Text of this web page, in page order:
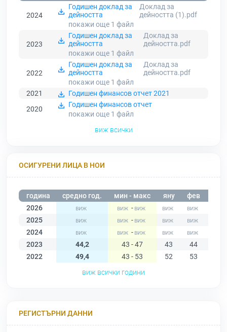
2024
Годишен доклад за
дейността
Доклад за
дейността (1).pdf
покажи още 1 файл
2023
Годишен доклад за
дейността
Доклад за
дейността.pdf
покажи още 1 файл
2022
Годишен доклад за
дейността
Доклад за
дейността.pdf
покажи още 1 файл
2021
Годишен финансов отчет 2021
2020
Годишен финансов отчет
покажи още 1 файл
виж всички
ОСИГУРЕНИ ЛИЦА В НОИ
година средно год. мин - макс яну фев
2026
-
2025
-
2024
-
2023
44,2 43 - 47 43 44
2022
49,4 43 - 53 52 53
виж всички години
РЕГИСТЪРНИ ДАННИ